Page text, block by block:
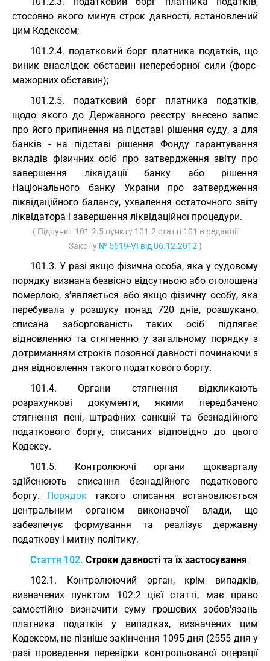
стосовно якого минув строк давності, встановлений
цим Кодексом;
101.2.4. податковий борг платника податків, що
виник внаслідок обставин непереборної сили (форс-
мажорних обставин);
101.2.5. податковий борг платника податків,
щодо якого до Державного реєстру внесено запис
про його припинення на підставі рішення суду, а для
банків - на підставі рішення Фонду гарантування
вкладів фізичних осіб про затвердження звіту про
завершення ліквідації банку або рішення
Національного банку України про затвердження
ліквідаційного балансу, ухвалення остаточного звіту
ліквідатора і завершення ліквідаційної процедури.
( Підпункт 101.2.5 пункту 101.2 статті 101 в редакції
Закону № 5519-VI від 06.12.2012 )
101.3. У разі якщо фізична особа, яка у судовому
порядку визнана безвісно відсутньою або оголошена
померлою, з'являється або якщо фізичну особу, яка
перебувала у розшуку понад 720 днів, розшукано,
списана заборгованість таких осіб підлягає
відновленню та стягненню у загальному порядку з
дотриманням строків позовної давності починаючи з
дня відновлення такого податкового боргу.
101.4. Органи стягнення відкликають
розрахункові документи, якими передбачено
стягнення пені, штрафних санкцій та безнадійного
податкового боргу, списаних відповідно до цього
Кодексу.
101.5. Контролюючі органи щокварталу
здійснюють списання безнадійного податкового
боргу. Порядок такого списання встановлюється
центральним органом виконавчої влади, що
забезпечує формування та реалізує державну
податкову і митну політику.
Стаття 102. Строки давності та їх застосування
102.1. Контролюючий орган, крім випадків,
визначених пунктом 102.2 цієї статті, має право
самостійно визначити суму грошових зобов'язань
платника податків у випадках, визначених цим
Кодексом, не пізніше закінчення 1095 дня (2555 дня у
разі проведення перевірки контрольованої операції